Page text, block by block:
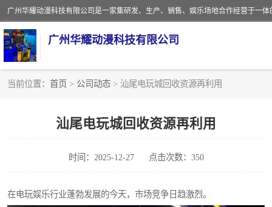
广州华耀动漫科技有限公司
当前位置： 首页 > 公司动态 > 汕尾电玩城回收资源再利用
汕尾电玩城回收资源再利用
时间：2025-12-27 点击次数：350
在电玩娱乐行业蓬勃发展的今天，市场竞争日趋激烈。
游戏厅回收